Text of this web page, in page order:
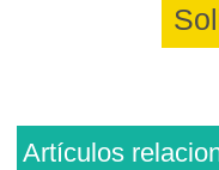
Artículos